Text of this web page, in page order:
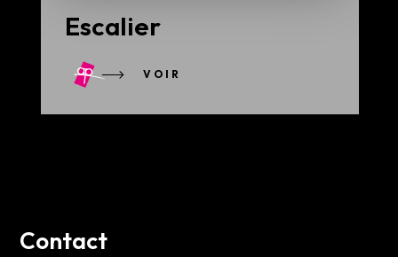
Escalier
VOIR
Contact